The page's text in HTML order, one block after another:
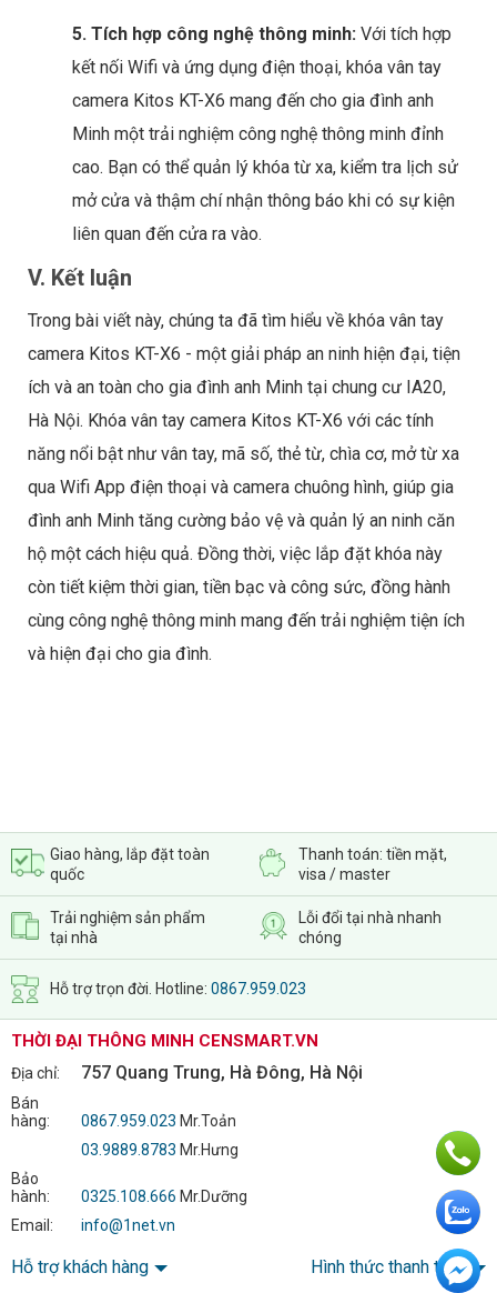
5. Tích hợp công nghệ thông minh: Với tích hợp
kết nối Wifi và ứng dụng điện thoại, khóa vân tay
camera Kitos KT-X6 mang đến cho gia đình anh
Minh một trải nghiệm công nghệ thông minh đỉnh
cao. Bạn có thể quản lý khóa từ xa, kiểm tra lịch sử
mở cửa và thậm chí nhận thông báo khi có sự kiện
liên quan đến cửa ra vào.
V. Kết luận
Trong bài viết này, chúng ta đã tìm hiểu về khóa vân tay
camera Kitos KT-X6 - một giải pháp an ninh hiện đại, tiện
ích và an toàn cho gia đình anh Minh tại chung cư IA20,
Hà Nội. Khóa vân tay camera Kitos KT-X6 với các tính
năng nổi bật như vân tay, mã số, thẻ từ, chìa cơ, mở từ xa
qua Wifi App điện thoại và camera chuông hình, giúp gia
đình anh Minh tăng cường bảo vệ và quản lý an ninh căn
hộ một cách hiệu quả. Đồng thời, việc lắp đặt khóa này
còn tiết kiệm thời gian, tiền bạc và công sức, đồng hành
cùng công nghệ thông minh mang đến trải nghiệm tiện ích
và hiện đại cho gia đình.
Giao hàng, lắp đặt toàn
quốc
Thanh toán: tiền mặt,
visa / master
Trải nghiệm sản phẩm
tại nhà
Lỗi đổi tại nhà nhanh
chóng
Hỗ trợ trọn đời. Hotline: 0867.959.023
THỜI ĐẠI THÔNG MINH CENSMART.VN
Địa chỉ: 757 Quang Trung, Hà Đông, Hà Nội
Bán
hàng:
0867.959.023 Mr.Toản
03.9889.8783 Mr.Hưng
Bảo
hành:
0325.108.666 Mr.Dưỡng
Email:
info@1net.vn
Hỗ trợ khách hàng Hình thức thanh toán